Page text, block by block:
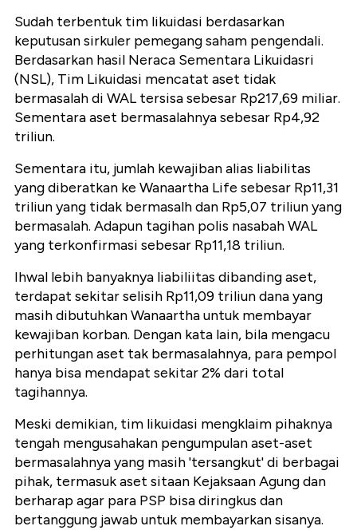
Sudah terbentuk tim likuidasi berdasarkan
keputusan sirkuler pemegang saham pengendali.
Berdasarkan hasil Neraca Sementara Likuidasri
(NSL), Tim Likuidasi mencatat aset tidak
bermasalah di WAL tersisa sebesar Rp217,69 miliar.
Sementara aset bermasalahnya sebesar Rp4,92
triliun.
Sementara itu, jumlah kewajiban alias liabilitas
yang diberatkan ke Wanaartha Life sebesar Rp11,31
triliun yang tidak bermasalh dan Rp5,07 triliun yang
bermasalah. Adapun tagihan polis nasabah WAL
yang terkonfirmasi sebesar Rp11,18 triliun.
Ihwal lebih banyaknya liabiliitas dibanding aset,
terdapat sekitar selisih Rp11,09 triliun dana yang
masih dibutuhkan Wanaartha untuk membayar
kewajiban korban. Dengan kata lain, bila mengacu
perhitungan aset tak bermasalahnya, para pempol
hanya bisa mendapat sekitar 2% dari total
tagihannya.
Meski demikian, tim likuidasi mengklaim pihaknya
tengah mengusahakan pengumpulan aset-aset
bermasalahnya yang masih 'tersangkut' di berbagai
pihak, termasuk aset sitaan Kejaksaan Agung dan
berharap agar para PSP bisa diringkus dan
bertanggung jawab untuk membayarkan sisanya.